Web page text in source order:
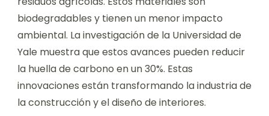
biodegradables y tienen un menor impacto
ambiental. La investigación de la Universidad de
Yale muestra que estos avances pueden reducir
la huella de carbono en un 30%. Estas
innovaciones están transformando la industria de
la construcción y el diseño de interiores.